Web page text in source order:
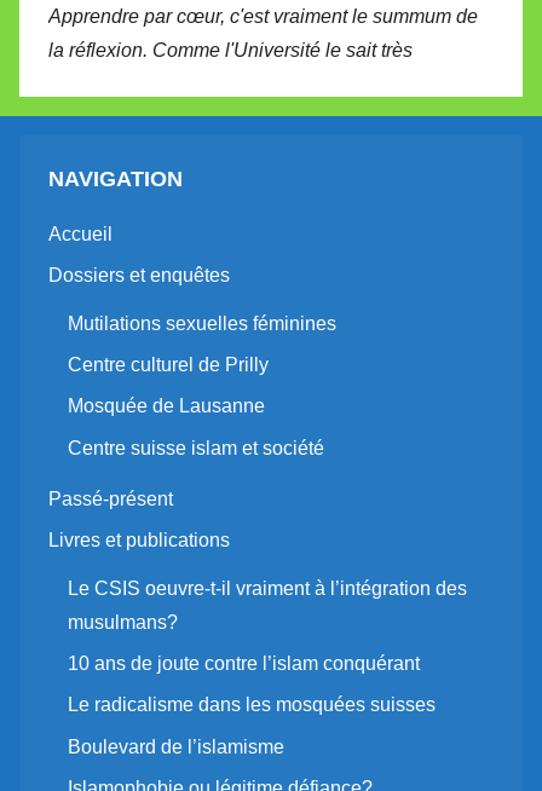
Apprendre par cœur, c'est vraiment le summum de
la réflexion. Comme l'Université le sait très
NAVIGATION
Accueil
Dossiers et enquêtes
Mutilations sexuelles féminines
Centre culturel de Prilly
Mosquée de Lausanne
Centre suisse islam et société
Passé-présent
Livres et publications
Le CSIS oeuvre-t-il vraiment à l’intégration des
musulmans?
10 ans de joute contre l’islam conquérant
Le radicalisme dans les mosquées suisses
Boulevard de l’islamisme